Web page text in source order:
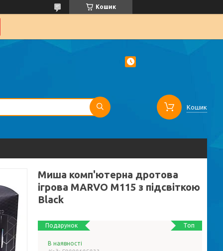
Кошик
Кошик
Миша комп'ютерна дротова
ігрова MARVO M115 з підсвіткою
Black
Топ
Подарунок
В наявності